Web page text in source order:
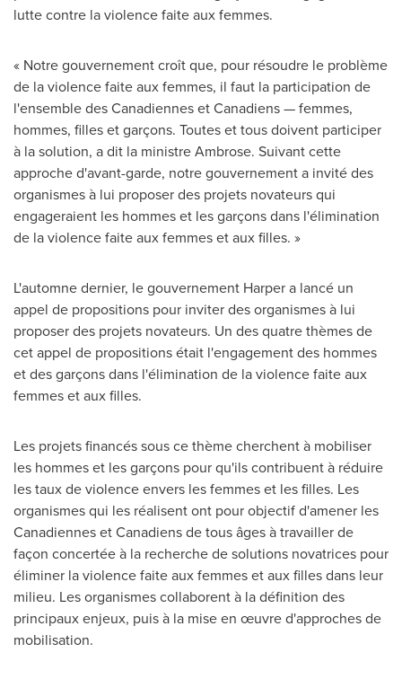
lutte contre la violence faite aux femmes.
« Notre gouvernement croît que, pour résoudre le problème
de la violence faite aux femmes, il faut la participation de
l'ensemble des Canadiennes et Canadiens — femmes,
hommes, filles et garçons. Toutes et tous doivent participer
à la solution, a dit la ministre Ambrose. Suivant cette
approche d'avant-garde, notre gouvernement a invité des
organismes à lui proposer des projets novateurs qui
engageraient les hommes et les garçons dans l'élimination
de la violence faite aux femmes et aux filles. »
L'automne dernier, le gouvernement Harper a lancé un
appel de propositions pour inviter des organismes à lui
proposer des projets novateurs. Un des quatre thèmes de
cet appel de propositions était l'engagement des hommes
et des garçons dans l'élimination de la violence faite aux
femmes et aux filles.
Les projets financés sous ce thème cherchent à mobiliser
les hommes et les garçons pour qu'ils contribuent à réduire
les taux de violence envers les femmes et les filles. Les
organismes qui les réalisent ont pour objectif d'amener les
Canadiennes et Canadiens de tous âges à travailler de
façon concertée à la recherche de solutions novatrices pour
éliminer la violence faite aux femmes et aux filles dans leur
milieu. Les organismes collaborent à la définition des
principaux enjeux, puis à la mise en œuvre d'approches de
mobilisation.